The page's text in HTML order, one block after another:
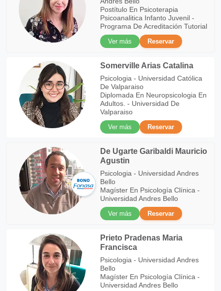
Postítulo En Psicoterapia
Psicoanalitica Infanto Juvenil -
Programa De Acreditación Tutorial
Ver más
Reservar
Somerville Arias Catalina
Psicologia - Universidad Católica
De Valparaiso
Diplomada En Neuropsicologia En
Adultos. - Universidad De
Valparaiso
Ver más
Reservar
De Ugarte Garibaldi Mauricio
Agustin
Psicologia - Universidad Andres
Bello
Magíster En Psicología Clínica -
Universidad Andres Bello
Ver más
Reservar
Prieto Pradenas Maria
Francisca
Psicologia - Universidad Andres
Bello
Magíster En Psicología Clínica -
Universidad Andres Bello